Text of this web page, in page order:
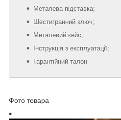
Металева підставка;
Шестигранний ключ;
Металевий кейс;
Інструкція з експлуатації;
Гарантійний талон
Фото товара